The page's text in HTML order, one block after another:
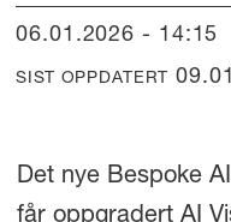
06.01.2026 - 14:15
SIST OPPDATERT
Det nye Bespoke